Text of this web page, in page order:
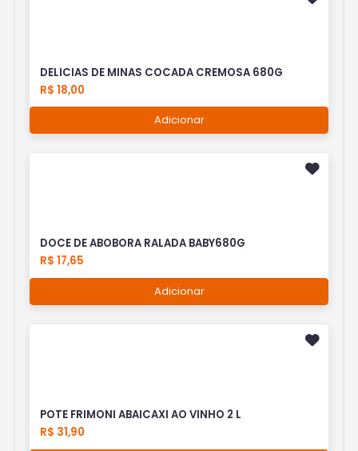
DELICIAS DE MINAS COCADA CREMOSA 680G
R$ 18,00
Adicionar
DOCE DE ABOBORA RALADA BABY680G
R$ 17,65
Adicionar
POTE FRIMONI ABAICAXI AO VINHO 2 L
R$ 31,90